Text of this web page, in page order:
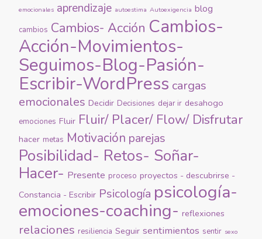
emocionales aprendizaje autoestima Autoexigencia blog
cambios Cambios- Acción Cambios-
Acción-Movimientos-
Seguimos-Blog-Pasión-
Escribir-WordPress cargas
emocionales Decidir Decisiones dejar ir desahogo
emociones Fluir Fluir/ Placer/ Flow/ Disfrutar
hacer metas Motivación parejas
Posibilidad- Retos- Soñar-
Hacer- Presente proceso proyectos - descubrirse -
Constancia - Escribir Psicología psicología-
emociones-coaching- reflexiones
relaciones resiliencia Seguir sentimientos sentir sexo